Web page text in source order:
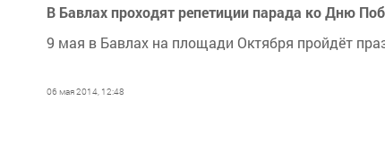
В Бавлах проходят репетиции парада ко Дню
9 мая в Бавлах на площади Октября пройдёт
06 мая 2014, 12:48